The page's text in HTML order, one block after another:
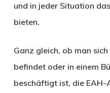
und in jeder Situation
bieten.
Ganz gleich, ob man
befindet oder in einem
beschäftigt ist, die EAH-